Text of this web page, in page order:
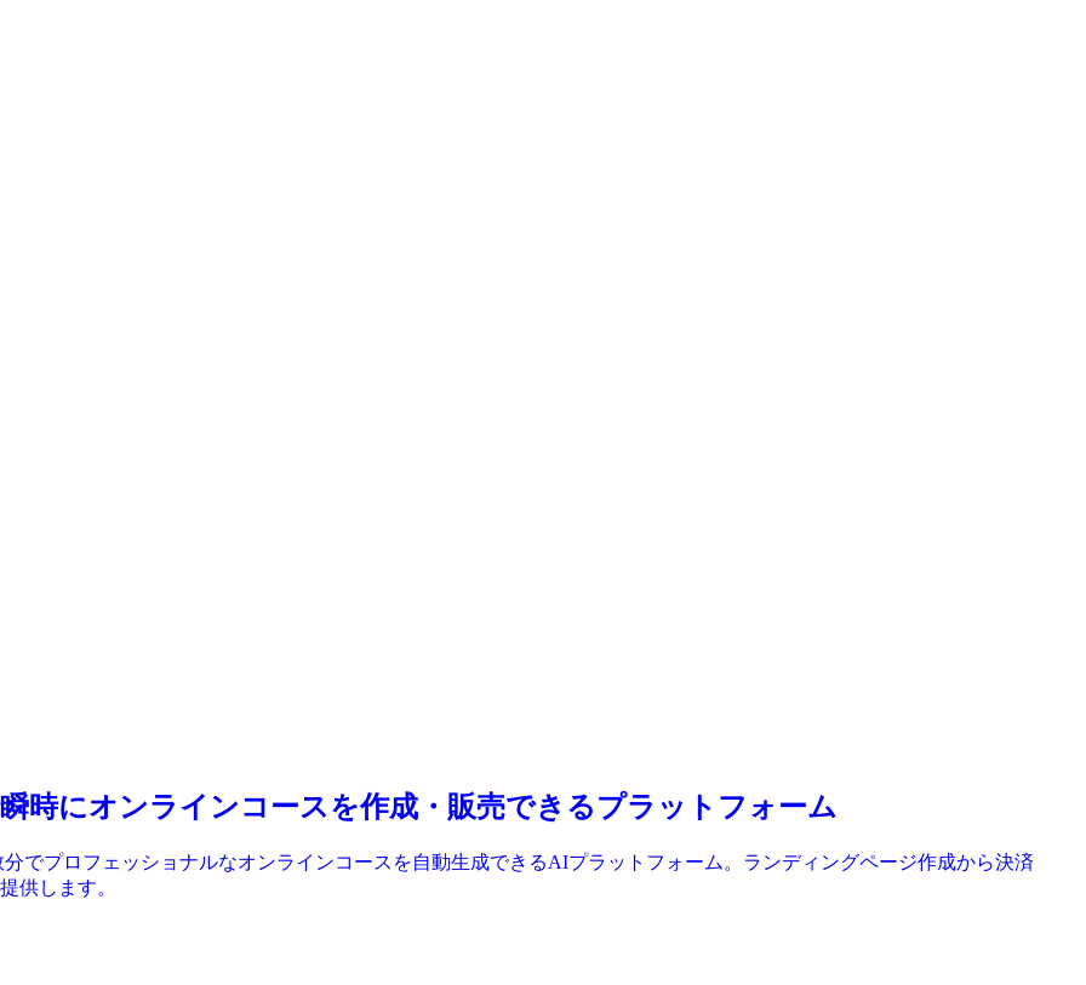
時にオンラインコースを作成・販売できるプラットフォーム
分でプロフェッショナルなオンラインコースを自動生成できるAIプラットフォーム。ランディングページ作成から決済
供します。